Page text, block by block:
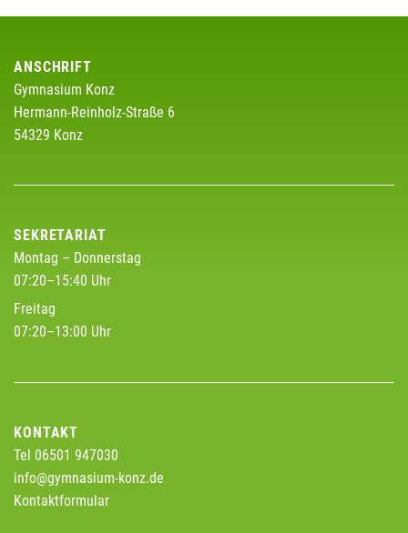
ANSCHRIFT
Gymnasium Konz
Hermann-Reinholz-Straße 6
54329 Konz
SEKRETARIAT
Montag – Donnerstag
07:20–15:40 Uhr
Freitag
07:20–13:00 Uhr
KONTAKT
Tel 06501 947030
info@gymnasium-konz.de
Kontaktformular